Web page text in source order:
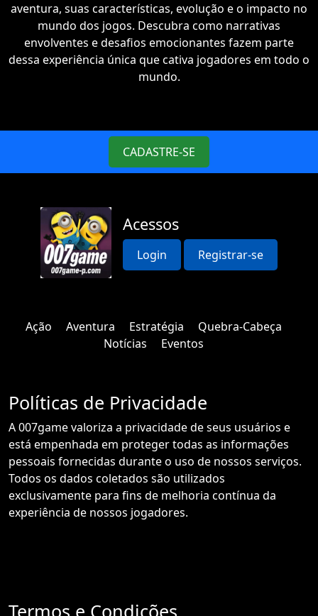
aventura, suas características, evolução e o impacto no
mundo dos jogos. Descubra como narrativas
envolventes e desafios emocionantes fazem parte
dessa experiência única que cativa jogadores em todo o
mundo.
CADASTRE-SE
Acessos
Login Registrar-se
Ação Aventura Estratégia
Quebra-Cabeça
Notícias
Eventos
Políticas de Privacidade
A 007game valoriza a privacidade de seus usuários e
está empenhada em proteger todas as informações
pessoais fornecidas durante o uso de nossos serviços.
Todos os dados coletados são utilizados
exclusivamente para fins de melhoria contínua da
experiência de nossos jogadores.
Termos e Condições